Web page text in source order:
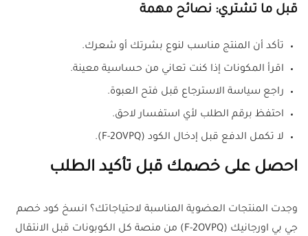
قبل ما تشتري: نصائح مهمة
تأكد أن المنتج مناسب لنوع بشرتك أو شعرك.
اقرأ المكونات إذا كنت تعاني من حساسية معينة.
راجع سياسة الاسترجاع قبل فتح العبوة.
احتفظ برقم الطلب لأي استفسار لاحق.
لا تكمل الدفع قبل إدخال الكود (F-2OVPQ).
احصل على خصمك قبل تأكيد الطلب
وجدت المنتجات العضوية المناسبة لاحتياجاتك؟ انسخ كود خصم
جي بي اورجانيك (F-2OVPQ) من منصة كل الكوبونات قبل الانتقال